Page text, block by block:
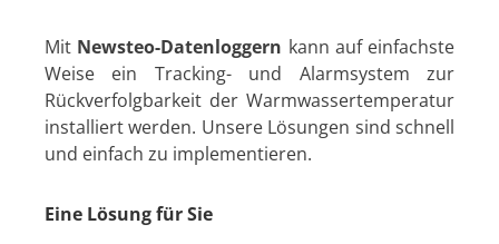
Mit Newsteo-Datenloggern kann auf einfachste
Weise ein Tracking- und Alarmsystem zur
Rückverfolgbarkeit der Warmwassertemperatur
installiert werden. Unsere Lösungen sind schnell
und einfach zu implementieren.
Eine Lösung für Sie